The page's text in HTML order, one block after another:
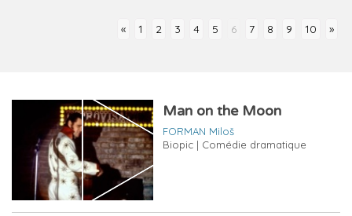
« 1 2 3 4 5 6 7 8 9 10 »
Man on the Moon
FORMAN Miloš
Biopic | Comédie dramatique